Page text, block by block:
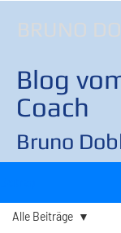
BRUNO
Blog
Coach
Bruno
Alle Beiträge